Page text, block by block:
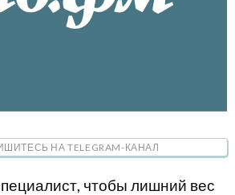
НА TELEGRAM-КАНАЛ
чтобы лишний вес